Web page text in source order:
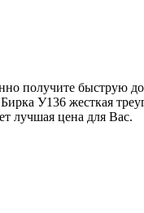
получите быструю
У136 жесткая
лучшая цена для Вас.